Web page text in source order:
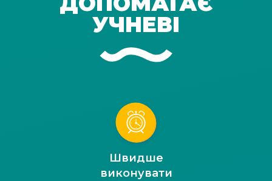
УЧНЕВІ
Швидше
виконувати